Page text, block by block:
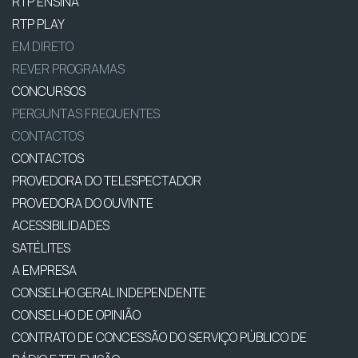
RTP PLAY
EM DIRETO
REVER PROGRAMAS
CONCURSOS
PERGUNTAS FREQUENTES
CONTACTOS
CONTACTOS
PROVEDORA DO TELESPECTADOR
PROVEDORA DO OUVINTE
ACESSIBILIDADES
SATÉLITES
A EMPRESA
CONSELHO GERAL INDEPENDENTE
CONSELHO DE OPINIÃO
CONTRATO DE CONCESSÃO DO SERVIÇO PÚBLICO DE